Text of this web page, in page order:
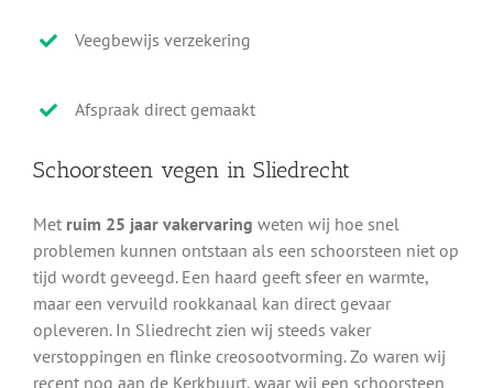
Veegbewijs verzekering
Afspraak direct gemaakt
Schoorsteen vegen in Sliedrecht
Met ruim 25 jaar vakervaring weten wij hoe snel
problemen kunnen ontstaan als een schoorsteen niet op
tijd wordt geveegd. Een haard geeft sfeer en warmte,
maar een vervuild rookkanaal kan direct gevaar
opleveren. In Sliedrecht zien wij steeds vaker
verstoppingen en flinke creosootvorming. Zo waren wij
recent nog aan de Kerkbuurt, waar wij een schoorsteen